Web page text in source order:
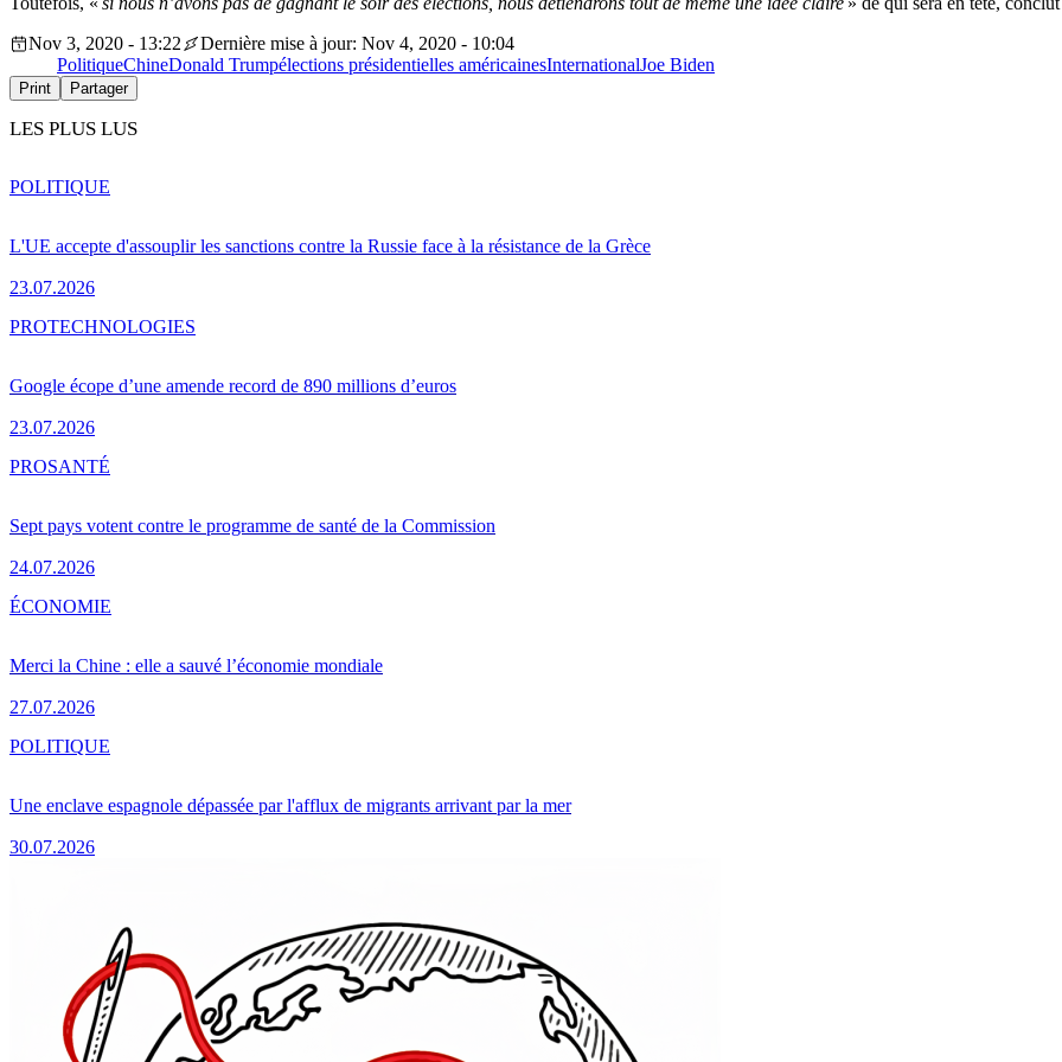
Nov 3, 2020 - 13:22
Dernière mise à jour: Nov 4, 2020 - 10:04
PolitiqueChineDonald Trumpélections présidentielles américainesInternationalJoe Biden
Print Partager
LES PLUS LUS
L'UE accepte d'assouplir les sanctions contre la Russie face à la résistance de la Grèce
23.07.2026
POLITIQUE
Google écope d’une amende record de 890 millions d’euros
23.07.2026
PROTECHNOLOGIES
Sept pays votent contre le programme de santé de la Commission
24.07.2026
PROSANTÉ
Merci la Chine : elle a sauvé l’économie mondiale
27.07.2026
ÉCONOMIE
Une enclave espagnole dépassée par l'afflux de migrants arrivant par la mer
30.07.2026
POLITIQUE